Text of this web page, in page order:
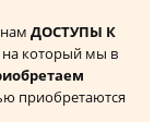
ДОСТУПЫ К
который мы в
приобретаются